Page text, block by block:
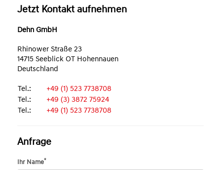
Jetzt Kontakt aufnehmen
Dehn GmbH
Rhinower Straße 23
14715 Seeblick OT Hohennauen
Deutschland
Tel.:
+49 (1) 523 7738708
Tel.:
+49 (3) 3872 75924
Tel.:
+49 (1) 523 7738708
Anfrage
Ihr Name*